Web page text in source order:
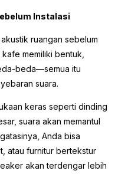
Instalasi
ruangan sebelum
memiliki bentuk,
beda—semua itu
suara.
keras seperti dinding
suara akan memantul
Anda bisa
atau furnitur bertekstur
akan terdengar lebih